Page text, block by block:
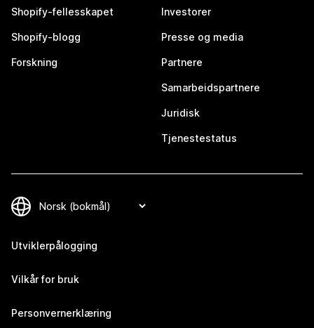
Shopify-fellesskapet
Shopify-blogg
Forskning
Investorer
Presse og media
Partnere
Samarbeidspartnere
Juridisk
Tjenestestatus
Utviklerpålogging
Vilkår for bruk
Personvernerklæring